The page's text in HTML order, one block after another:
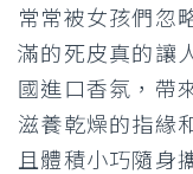
常常被女孩們忽
滿的死皮真的讓
國進口香氛，帶
滋養乾燥的指緣
且體積小巧隨身